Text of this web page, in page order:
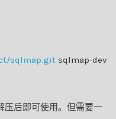
sqlmap.git sqlmap-dev
后即可使用。但需要一